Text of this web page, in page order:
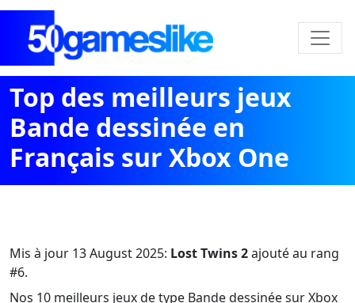
Top des meilleurs jeux
Bande dessinée en
Français sur Xbox One
Mis à jour 13 August 2025: Lost Twins 2ajouté au rang
#6.
Nos 10 meilleurs jeux de type Bande dessinée sur Xbox